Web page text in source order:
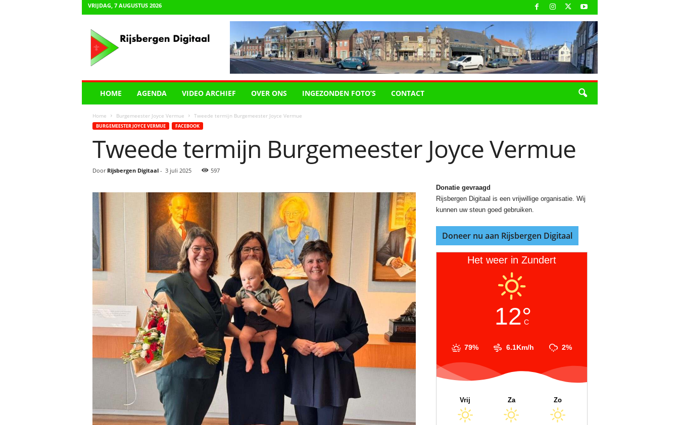
VRIJDAG, 7 AUGUSTUS 2026
HOME AGENDA VIDEO ARCHIEF OVER ONS INGEZONDEN FOTO’S CONTACT
Home Burgemeester Joyce Vermue Tweede termijn Burgemeester Joyce Vermue
BURGEMEESTER JOYCE VERMUE FACEBOOK
Tweede termijn Burgemeester Joyce Vermue
Door Rijsbergen Digitaal- 3 juli 2025 597
Donatie gevraagd
Rijsbergen Digitaal is een vrijwillige organisatie. Wij
kunnen uw steun goed gebruiken.
Doneer nu aan Rijsbergen Digitaal
Het weer in Zundert
12°
C
79% 6.1Km/h 2%
Vrij Za Zo